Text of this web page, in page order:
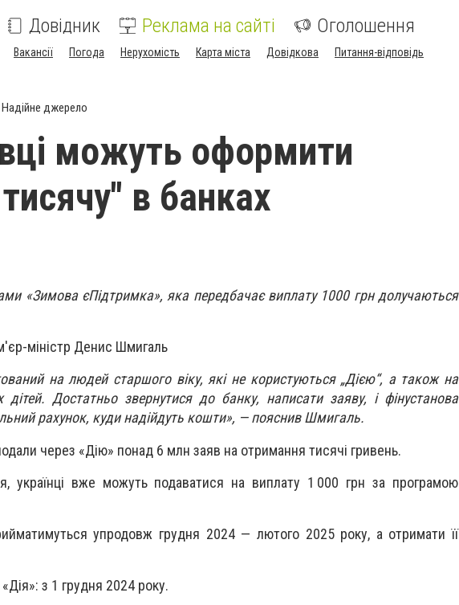
Довідник Реклама на сайті Оголошення
Вакансії Погода Нерухомість Карта міста Довідкова Питання-відповідь
Надійне джерело
можуть оформити
в банках
«Зимова єПідтримка», яка передбачає виплату 1000 грн долучаються
міністр Денис Шмигаль
на людей старшого віку, які не користуються „Дією“, а також на
дітей. Достатньо звернутися до банку, написати заяву, і фінустанова
рахунок, куди надійдуть кошти», — пояснив Шмигаль.
через «Дію» понад 6 млн заяв на отримання тисячі гривень.
українці вже можуть подаватися на виплату 1 000 грн за програмою
упродовж грудня 2024 — лютого 2025 року, а отримати її
з 1 грудня 2024 року.